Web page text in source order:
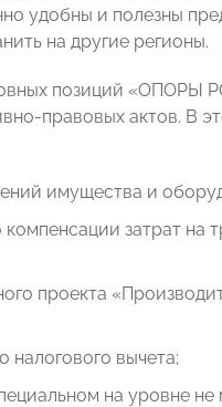
удобны и полезны
на другие регионы.
позиций «ОПОРЫ
правовых актов. В
имущества и
затрат на
проекта
налогового вычета;
на уровне не